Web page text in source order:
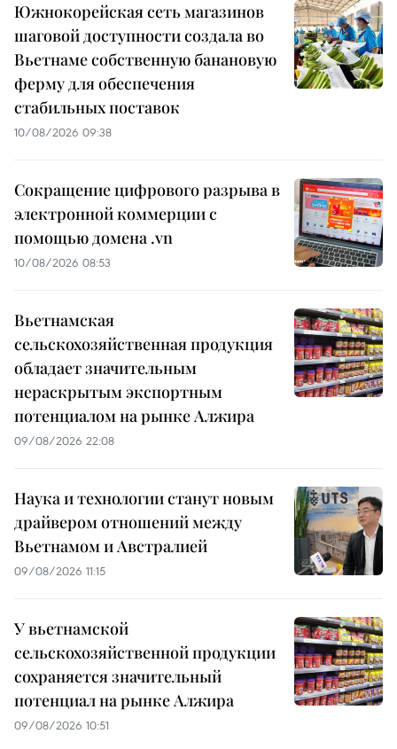
Южнокорейская сеть магазинов
шаговой доступности создала во
Вьетнаме собственную банановую
ферму для обеспечения
стабильных поставок
10/08/2026 09:38
Сокращение цифрового разрыва в
электронной коммерции с
помощью домена .vn
10/08/2026 08:53
Вьетнамская
сельскохозяйственная продукция
обладает значительным
нераскрытым экспортным
потенциалом на рынке Алжира
09/08/2026 22:08
Наука и технологии станут новым
драйвером отношений между
Вьетнамом и Австралией
09/08/2026 11:15
У вьетнамской
сельскохозяйственной продукции
сохраняется значительный
потенциал на рынке Алжира
09/08/2026 10:51